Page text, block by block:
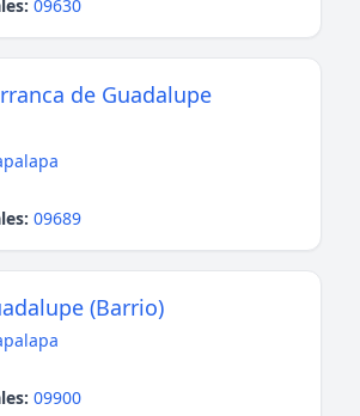
09630
de Guadalupe
09689
(Barrio)
09900